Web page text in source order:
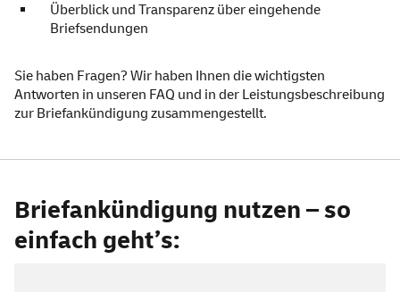
Überblick und Transparenz über eingehende
Briefsendungen
Sie haben Fragen? Wir haben Ihnen die wichtigsten
Antworten in unseren FAQ und in der Leistungsbeschreibung
zur Briefankündigung zusammengestellt.
Briefankündigung nutzen – so
einfach geht’s: